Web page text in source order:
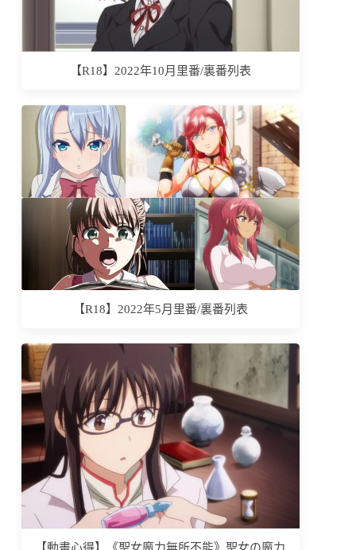
【R18】2022年10月里番/裏番列表
【R18】2022年5月里番/裏番列表